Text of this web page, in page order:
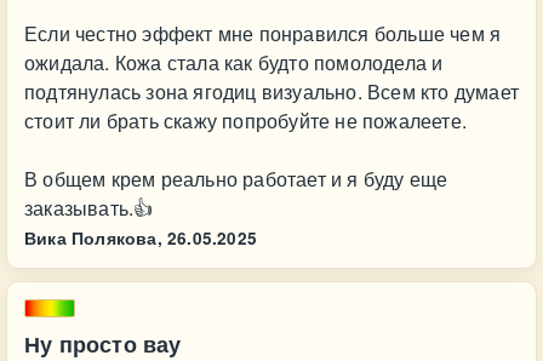
Если честно эффект мне понравился больше чем я
ожидала. Кожа стала как будто помолодела и
подтянулась зона ягодиц визуально. Всем кто думает
стоит ли брать скажу попробуйте не пожалеете.
В общем крем реально работает и я буду еще
заказывать.👍
Вика Полякова, 26.05.2025
Ну просто вау